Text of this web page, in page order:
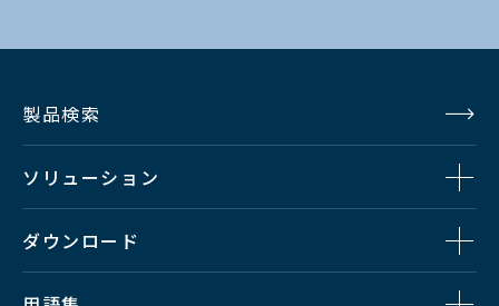
出力解像度
度出力の混在は不可
Multi Viewer
入力素材数
リーム換算では16入力）
信号も64入力まで確保可能
Multi Viewer
素材名（系統名称/番組名称）、赤・
製品検索
ソリューション
ダウンロード